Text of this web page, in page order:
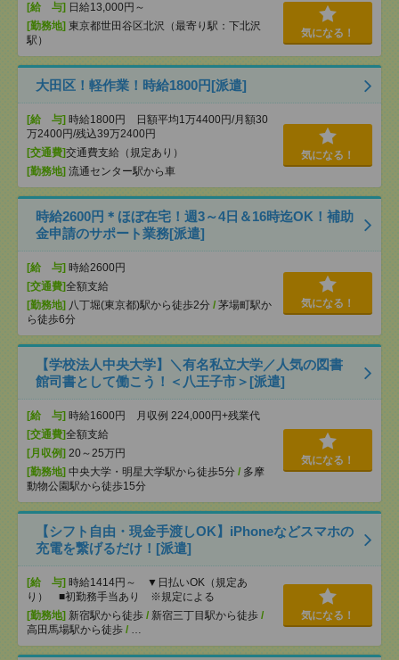
[給 与] 日給13,000円～
[勤務地] 東京都世田谷区北沢（最寄り駅：下北沢
駅）
気になる！
大田区！軽作業！時給1800円[派遣]
[給 与] 時給1800円 日額平均1万4400円/月額30
万2400円/残込39万2400円
[交通費]交通費支給（規定あり）
[勤務地] 流通センター駅から車
気になる！
時給2600円＊ほぼ在宅！週3～4日＆16時迄OK！補助
金申請のサポート業務[派遣]
[給 与] 時給2600円
[交通費]全額支給
[勤務地] 八丁堀(東京都)駅から徒歩2分 / 茅場町駅か
ら徒歩6分
気になる！
【学校法人中央大学】＼有名私立大学／人気の図書
館司書として働こう！＜八王子市＞[派遣]
[給 与] 時給1600円 月収例 224,000円+残業代
[交通費]全額支給
[月収例] 20～25万円
[勤務地] 中央大学・明星大学駅から徒歩5分 / 多摩
動物公園駅から徒歩15分
気になる！
【シフト自由・現金手渡しOK】iPhoneなどスマホの
充電を繋げるだけ！[派遣]
[給 与] 時給1414円～ ▼日払いOK（規定あ
り） ■初勤務手当あり ※規定による
[勤務地] 新宿駅から徒歩 / 新宿三丁目駅から徒歩 /
高田馬場駅から徒歩 / …
気になる！